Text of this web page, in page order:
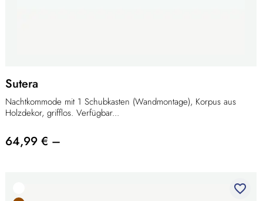
Sutera
Nachtkommode mit 1 Schubkasten (Wandmontage), Korpus aus
Holzdekor, grifflos. Verfügbar...
64,99 € –
favorite_border